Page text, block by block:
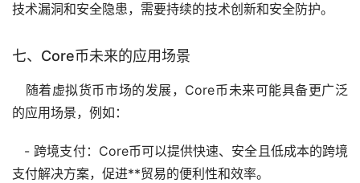
技术漏洞和安全隐患，需要持续的技术创新和安全防护。
七、Core币未来的应用场景
随着虚拟货币市场的发展，Core币未来可能具备更广泛
的应用场景，例如：
- 跨境支付：Core币可以提供快速、安全且低成本的跨境
支付解决方案，促进**贸易的便利性和效率。